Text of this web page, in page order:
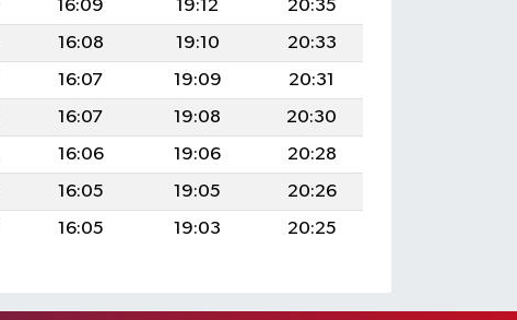
16:09 19:12
20:35
16:08 19:10
20:33
16:07 19:09
20:31
16:07 19:08
20:30
16:06 19:06
20:28
16:05 19:05
20:26
16:05 19:03 20:25